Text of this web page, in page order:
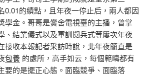
0.01的績點，且年夜一停止后，兩人都因
學金。哥哥是黌舍電視臺的主播，曾掌
、結業儀式以及軍訓閱兵式等屢次年夜
接收本報記者采訪時說，北年夜簡直是
包養 的處所，高手如云，每個範疇都有
要的是擺正心態。面臨競爭、面臨落